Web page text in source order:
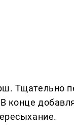
Тщательно
конце